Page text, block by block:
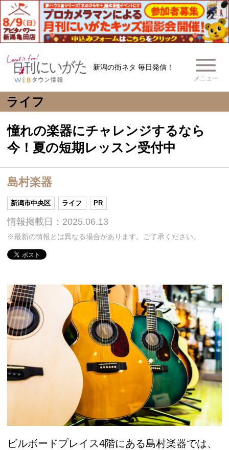
新潟の街ネタ 毎日発信！
メニュー
ライフ
憧れの楽器にチャレンジするなら
今！夏の短期レッスン受付中
島村楽器
新潟市中央区 ライフ PR
情報掲載日：2025.06.13
※最新の情報とは異なる場合があります。ご了承ください。
ビルボードプレイス4階にある島村楽器では、